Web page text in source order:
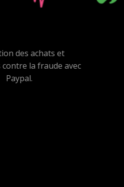
des achats et
la fraude avec
Paypal.